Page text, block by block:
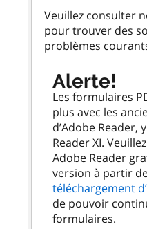
Veuillez consulter
pour trouver des
problèmes
Alerte!
Les formulaires
plus avec les
d’Adobe Reader,
Reader XI.
Adobe Reader
version à partir
téléchargement
de pouvoir
formulaires.